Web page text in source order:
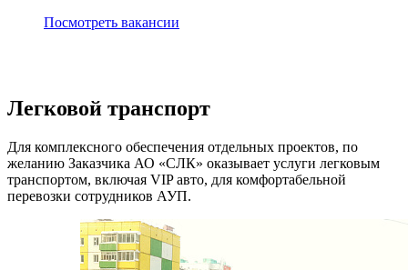
Посмотреть вакансии
Легковой транспорт
Для комплексного обеспечения отдельных проектов, по
желанию Заказчика АО «СЛК» оказывает услуги легковым
транспортом, включая VIP авто, для комфортабельной
перевозки сотрудников АУП.